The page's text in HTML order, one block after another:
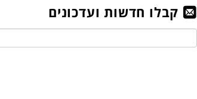
קבלו חדשות ועדכונים